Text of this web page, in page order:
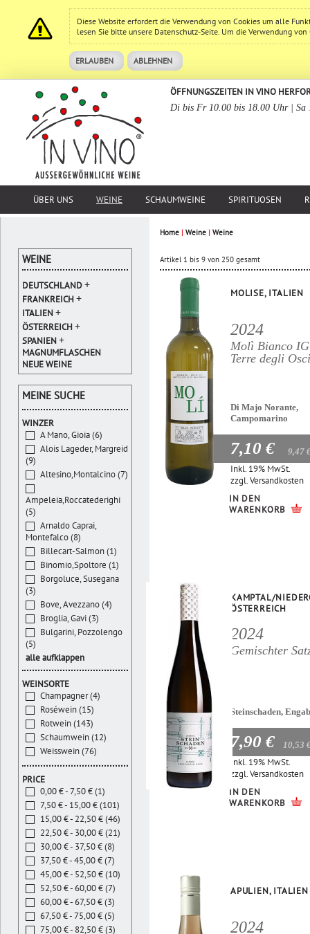
Diese Website erfordert die Verwendung von Cookies um alle
lesen Sie bitte unsere Datenschutz-Seite. Um die Verwendung
ERLAUBEN ABLEHNEN
ÖFFNUNGSZEITEN IN VINO
Di bis Fr 10.00 bis 18.00 Uhr | Sa
ÜBER UNS WEINE SCHAUMWEINE SPIRITUOSEN
Home | Weine | Weine
Artikel 1 bis 9 von 250 gesamt
MOLISE, ITALIEN
2024
Molì Bianco
Terre degli Osci
Di Majo Norante,
Campomarino
7,10 € 9,47
Inkl. 19% MwSt.
zzgl.Versandkosten
IN DEN
WARENKORB
KAMPTAL/
ÖSTERREICH
2024
Gemischter
Steinschaden,
7,90 € 10,53
Inkl. 19% MwSt.
zzgl.Versandkosten
IN DEN
WARENKORB
APULIEN, ITALIEN
2024
WEINE
DEUTSCHLAND+
FRANKREICH+
ITALIEN+
ÖSTERREICH+
SPANIEN+
MAGNUMFLASCHEN
NEUE WEINE
MEINE SUCHE
WINZER
A Mano, Gioia (6)
Alois Lageder, Margreid
(9)
Altesino,Montalcino (7)
Ampeleia,Roccatederighi
(5)
Arnaldo Caprai,
Montefalco (8)
Billecart-Salmon (1)
Binomio,Spoltore (1)
Borgoluce, Susegana
(3)
Bove, Avezzano (4)
Broglia, Gavi (3)
Bulgarini, Pozzolengo
(5)
alle aufklappen
WEINSORTE
Champagner (4)
Roséwein (15)
Rotwein (143)
Schaumwein (12)
Weisswein (76)
PRICE
0,00 € - 7,50 € (1)
7,50 € - 15,00 € (101)
15,00 € - 22,50 € (46)
22,50 € - 30,00 € (21)
30,00 € - 37,50 € (8)
37,50 € - 45,00 € (7)
45,00 € - 52,50 € (10)
52,50 € - 60,00 € (7)
60,00 € - 67,50 € (3)
67,50 € - 75,00 € (5)
75,00 € - 82,50 € (3)